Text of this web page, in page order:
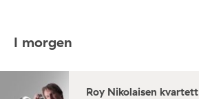
I morgen
Roy Nikolaisen kvartett